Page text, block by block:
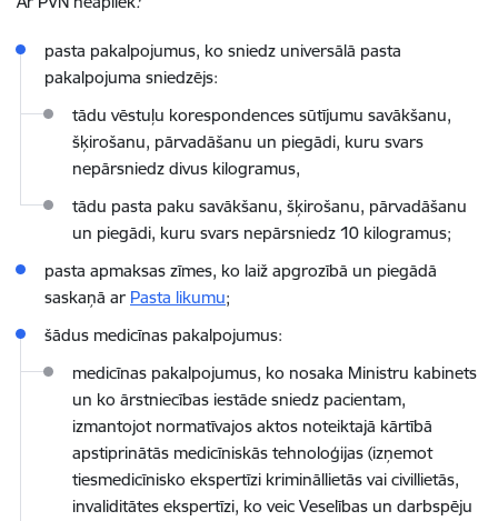
pasta pakalpojumus, ko sniedz universālā pasta
pakalpojuma sniedzējs:
tādu vēstuļu korespondences sūtījumu savākšanu,
šķirošanu, pārvadāšanu un piegādi, kuru svars
nepārsniedz divus kilogramus,
tādu pasta paku savākšanu, šķirošanu, pārvadāšanu
un piegādi, kuru svars nepārsniedz 10 kilogramus;
pasta apmaksas zīmes, ko laiž apgrozībā un piegādā
saskaņā ar Pasta likumu;
šādus medicīnas pakalpojumus:
medicīnas pakalpojumus, ko nosaka Ministru kabinets
un ko ārstniecības iestāde sniedz pacientam,
izmantojot normatīvajos aktos noteiktajā kārtībā
apstiprinātās medicīniskās tehnoloģijas (izņemot
tiesmedicīnisko ekspertīzi krimināllietās vai civillietās,
invaliditātes ekspertīzi, ko veic Veselības un darbspēju